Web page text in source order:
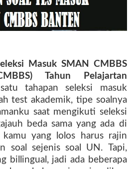
Masuk SMAN CMBBS
Tahun Pelajartan
tahapan seleksi masuk
test akademik, tipe soalnya
saat mengikuti seleksi
beda sama yang ada di
kamu yang lolos
harus rajin
soal sejenis soal UN . Tapi,
billingual, jadi ada beberapa